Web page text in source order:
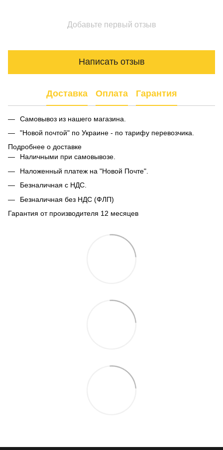
Добавьте первый отзыв
Написать отзыв
Доставка Оплата Гарантия
Самовывоз из нашего магазина.
"Новой почтой" по Украине - по тарифу перевозчика.
Подробнее о доставке
Наличными при самовывозе.
Наложенный платеж на "Новой Почте".
Безналичная с НДС.
Безналичная без НДС (ФЛП)
Гарантия от производителя 12 месяцев